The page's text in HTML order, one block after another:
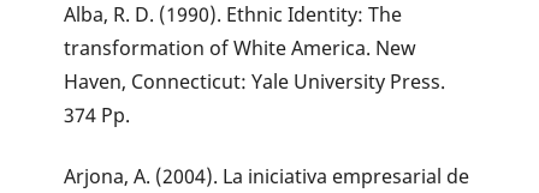
Alba, R. D. (1990). Ethnic Identity: The
transformation of White America. New
Haven, Connecticut: Yale University Press.
374 Pp.
Arjona, A. (2004). La iniciativa empresarial de